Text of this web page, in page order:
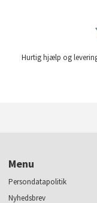
Hurtig hjælp og
Menu
Persondatapolitik
Nyhedsbrev